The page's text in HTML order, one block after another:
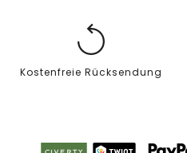
Kostenfreie Rücksendung